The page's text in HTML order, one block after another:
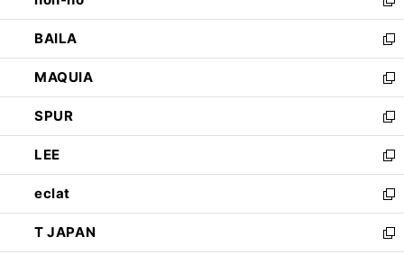
開
く
ウ
ィ
ン
ド
ウ
で
開
く
新
し
い
ウ
ィ
ン
ド
ウ
で
開
く
BAILA
新
し
い
ウ
ィ
ン
ド
ウ
で
開
く
MAQUIA
新
し
い
ウ
ィ
ン
ド
ウ
で
開
SPUR
新
し
い
ウ
ィ
ン
ド
LEE
新
し
い
ウ
ィ
eclat
新
し
い
T JAPAN
新